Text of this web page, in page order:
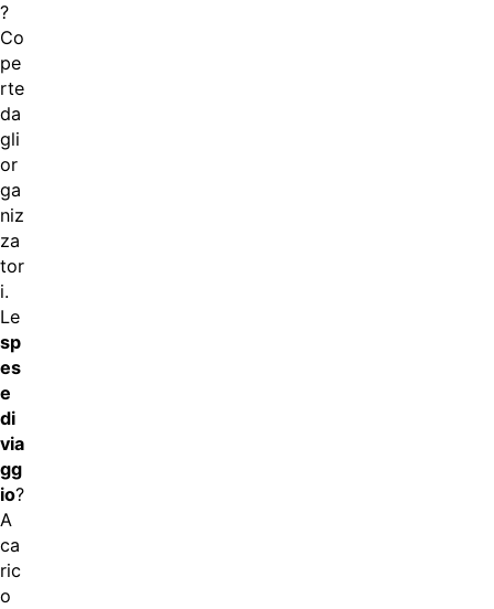
?
Co
pe
rte
da
gli
or
ga
niz
za
tor
i.
Le
sp
es
e
di
via
gg
io?
A
ca
ric
o